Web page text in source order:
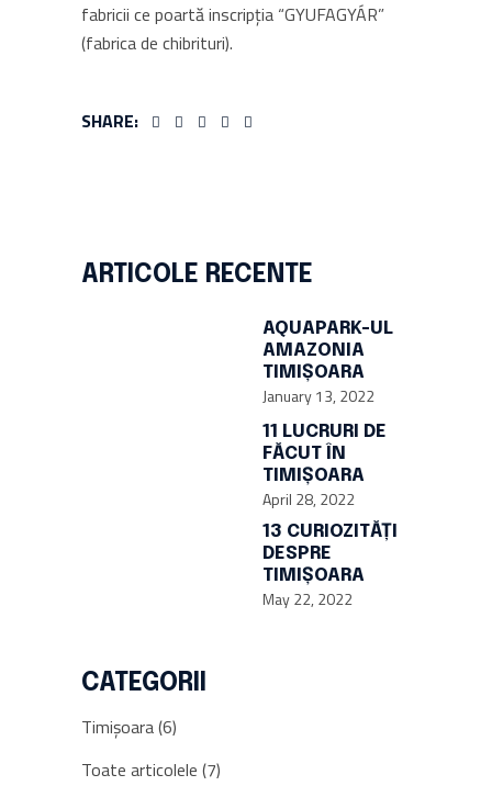
fabricii ce poartă inscripția “GYUFAGYÁR”
(fabrica de chibrituri).
SHARE:
ARTICOLE RECENTE
AQUAPARK-UL
AMAZONIA
TIMIȘOARA
January 13, 2022
11 LUCRURI DE
FĂCUT ÎN
TIMIȘOARA
April 28, 2022
13 CURIOZITĂȚI
DESPRE
TIMIȘOARA
May 22, 2022
CATEGORII
Timișoara(6)
Toate articolele (7)